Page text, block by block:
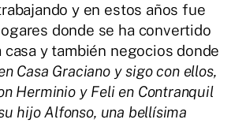
y en estos años fue
donde se ha convertido
casa y también negocios donde
Casa Graciano y sigo con ellos,
Herminio y Feli en Contranquil
hijo Alfonso, una bellísima